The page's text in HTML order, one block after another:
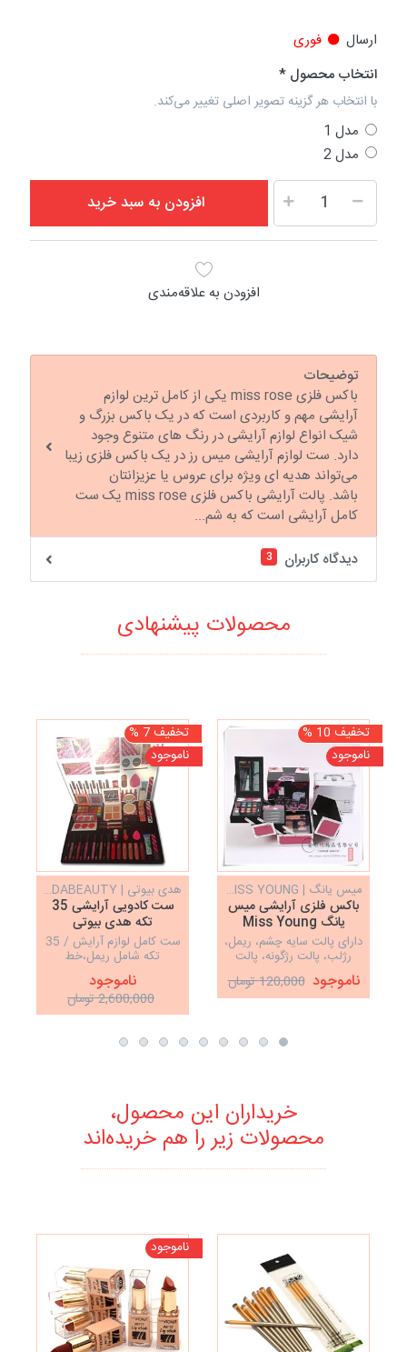
ارسال
فوری
انتخاب محصول
با انتخاب هر گزینه تصویر اصلی تغییر می‌کند.
مدل 1
مدل 2
افزودن به سبد خرید
افزودن به علاقه‌مندی
توضیحات
باکس فلزی miss rose یکی از کامل ترین لوازم
آرایشی مهم و کاربردی است که در یک باکس بزرگ و
شیک انواع لوازم آرایشی در رنگ های متنوع وجود
دارد. ست لوازم آرایشی میس رز در یک باکس فلزی زیبا
می‌تواند هدیه ای ویژه برای عروس یا عزیزانتان
باشد. پالت آرایشی باکس فلزی miss rose یک ست
کامل آرایشی است که به شم...
دیدگاه کاربران
3
محصولات پیشنهادی
تخفیف 10 %
ناموجود
میس یانگ | MISS YOUNG
باکس فلزی آرایشی میس
یانگ Miss Young
دارای پالت سایه چشم، ریمل،
رژلب، پالت رژگونه، پالت
کانتور کانسیلر، سایه ابرو،
مداد چشم و ابرو، براش و
آینه
ناموجود 120,000 تومان
تخفیف 7 %
ناموجود
هدی بیوتی | HUDABEAUTY
ست کادویی آرایشی 35
تکه هدی بیوتی
HUDABEAUTY ست کامل لوازم آرایش / 35
تکه شامل ریمل،خط
چشم،پنکک،کرم
پودر،سایه،رژگونه،خط
لب،رژلب،هایلایتر....
ناموجود
2,600,000 تومان
خریداران این محصول،
محصولات زیر را هم خریده‌اند
ناموجود